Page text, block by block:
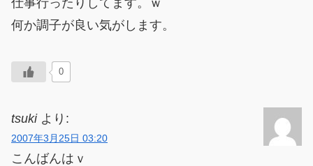
仕事行ったりしてます。ｗ
何か調子が良い気がします。
0
tsuki より:
2007年3月25日 03:20
こんばんはｖ